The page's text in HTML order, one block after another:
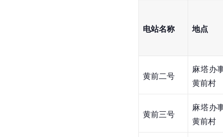
电站名称 地点
黄前二号
麻塔办
黄前村
黄前三号
麻塔办
黄前村